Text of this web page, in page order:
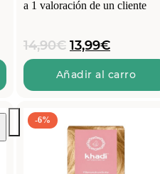
a 1 valoración de un cliente
14,90€ El
precio
original
era:
13,99€El
precio
actual
es:
Añadir al carro
-6%